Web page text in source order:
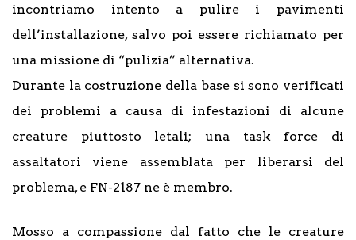
incontriamo intento a pulire i pavimenti
dell’installazione, salvo poi essere richiamato per
una missione di “pulizia” alternativa.
Durante la costruzione della base si sono verificati
dei problemi a causa di infestazioni di alcune
creature piuttosto letali; una task force di
assaltatori viene assemblata per liberarsi del
problema, e FN-2187 ne è membro.
Mosso a compassione dal fatto che le creature